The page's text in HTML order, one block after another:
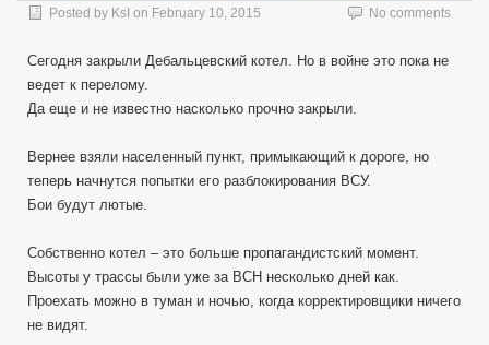
Posted by KsI on February 10, 2015 No comments
Сегодня закрыли Дебальцевский котел. Но в войне это пока не
ведет к перелому.
Да еще и не известно насколько прочно закрыли.
Вернее взяли населенный пункт, примыкающий к дороге, но
теперь начнутся попытки его разблокирования ВСУ.
Бои будут лютые.
Собственно котел – это больше пропагандистский момент.
Высоты у трассы были уже за ВСН несколько дней как.
Проехать можно в туман и ночью, когда корректировщики ничего
не видят.